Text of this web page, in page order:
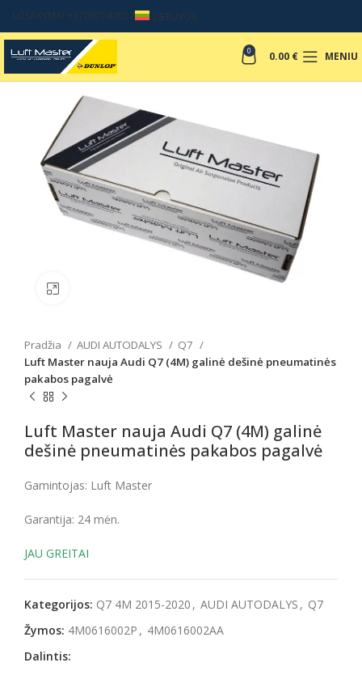
UŽSAKYMAI +37067049017 LIETUVOS
0 0.00 € MENIU
Pradžia AUDI AUTODALYS
Q7
Luft Master nauja Audi Q7 (4M) galinė dešinė pneumatinės
pakabos pagalvė
Luft Master nauja Audi Q7 (4M) galinė
dešinė pneumatinės pakabos pagalvė
Gamintojas: Luft Master
Garantija: 24 mėn.
JAU GREITAI
Kategorijos: Q7 4M 2015-2020 , AUDI AUTODALYS , Q7
Žymos: 4M0616002P , 4M0616002AA
Dalintis: